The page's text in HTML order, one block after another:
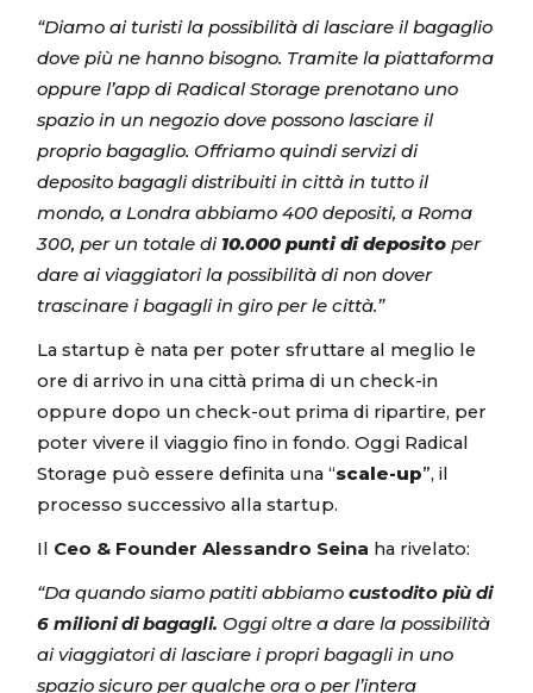
“Diamo ai turisti la possibilità di lasciare il bagaglio
dove più ne hanno bisogno. Tramite la piattaforma
oppure l’app di Radical Storage prenotano uno
spazio in un negozio dove possono lasciare il
proprio bagaglio. Offriamo quindi servizi di
deposito bagagli distribuiti in città in tutto il
mondo, a Londra abbiamo 400 depositi, a Roma
300, per un totale di 10.000 punti di deposito per
dare ai viaggiatori la possibilità di non dover
trascinare i bagagli in giro per le città.”
La startup è nata per poter sfruttare al meglio le
ore di arrivo in una città prima di un check-in
oppure dopo un check-out prima di ripartire, per
poter vivere il viaggio fino in fondo. Oggi Radical
Storage può essere definita una “scale-up”, il
processo successivo alla startup.
Il Ceo & Founder Alessandro Seina ha rivelato:
“Da quando siamo patiti abbiamo custodito più di
6 milioni di bagagli. Oggi oltre a dare la possibilità
ai viaggiatori di lasciare i propri bagagli in uno
spazio sicuro per qualche ora o per l’intera